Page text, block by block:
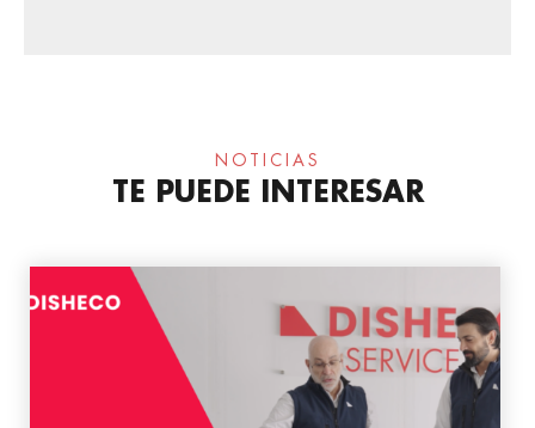
NOTICIAS
TE PUEDE INTERESAR